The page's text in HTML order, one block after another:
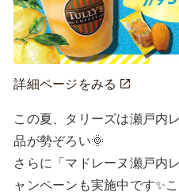
詳細ページをみる
この夏、タリーズは瀬戸内
品が勢ぞろい🌞
さらに「マドレーヌ瀬戸内
ャンペーンも実施中です✨